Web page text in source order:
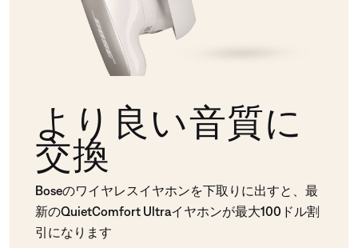
より良い音質に
交換
Boseのワイヤレスイヤホンを下取りに出すと、最
新のQuietComfort Ultraイヤホンが最大100ドル割
引になります